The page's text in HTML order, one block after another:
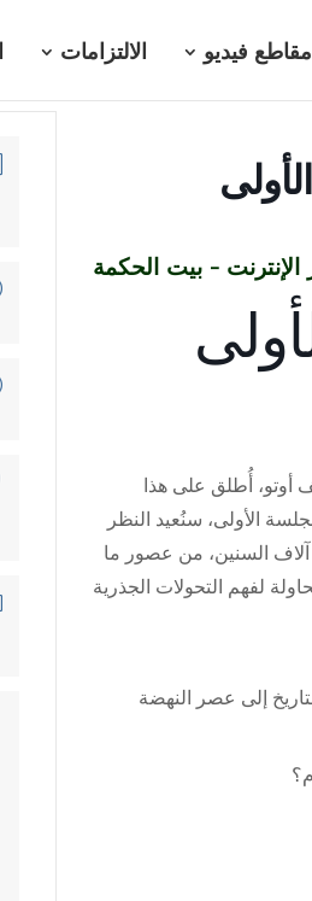
مقاطع فيديو الالتزامات
الإنترنت -بيت الحكمة
أوتو، أُطلق على هذا
الأولى، سنُعيد النظر
السنين، من عصور ما
لفهم التحولات الجذرية
إلى عصر النهضة